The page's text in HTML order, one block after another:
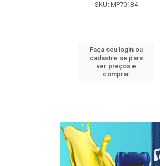
SKU: MP70134
Faça seu login ou
cadastre-se para
ver preços e
comprar